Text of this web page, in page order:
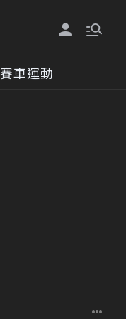
賽車運動